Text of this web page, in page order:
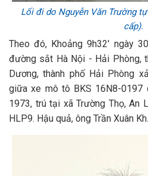
Lối đi do Nguyễn Văn Trường
cấp).
Theo đó, Khoảng 9h32' ngày
đường sắt Hà Nội - Hải Phòng,
Dương, thành phố Hải Phòng
giữa xe mô tô BKS 16N8-0197
1973, trú tại xã Trường Thọ, An
HLP9. Hậu quả, ông Trần Xuân